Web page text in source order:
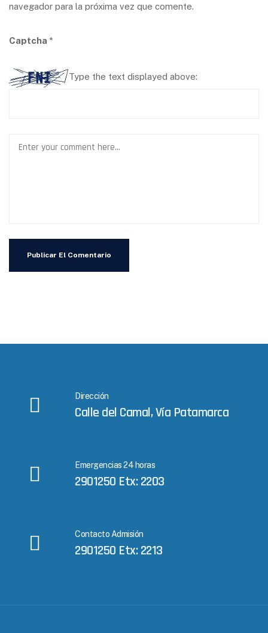
navegador para la próxima vez que comente.
Captcha *
Type the text displayed above:
Dirección
Calle del Camal, Vía Patamarca
Emergencias 24 horas
2901250 Etx: 2203
Contacto Admisión
2901250 Etx: 2213